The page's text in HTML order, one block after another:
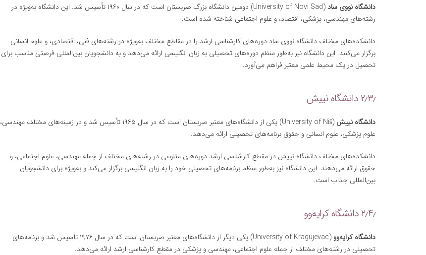
دانشگاه نووی ساد
(University of Novi Sad) دومین دانشگاه بزرگ صربستان است که در سال ۱۹۶۰ تأسیس شد. این دانشگاه به‌ویژه در
رشته‌های مهندسی، پزشکی، اقتصاد، و علوم اجتماعی شناخته شده است.
دانشکده‌های مختلف دانشگاه نووی ساد دوره‌های کارشناسی ارشد را در مقاطع مختلف به‌ویژه در رشته‌های فنی، اقتصادی، و علوم انسانی
برگزار می‌کنند. این دانشگاه نیز به‌طور منظم دوره‌های تحصیلی به زبان انگلیسی ارائه می‌دهد و به دانشجویان بین‌المللی فرصتی مناسب برای
تحصیل در یک محیط علمی معتبر فراهم می‌آورد.
۲٫۳٫ دانشگاه نییش
دانشگاه نییش
(University of Niš) یکی از دانشگاه‌های معتبر صربستان است که در سال ۱۹۶۵ تأسیس شد و در زمینه‌های مختلف مهندسی،
علوم پزشکی، علوم انسانی و حقوق برنامه‌های تحصیلی ارائه می‌دهد.
دانشکده‌های مختلف دانشگاه نییش در مقطع کارشناسی ارشد دوره‌های متنوعی در رشته‌های مختلف از جمله مهندسی، علوم اجتماعی، و
حقوق ارائه می‌دهند. این دانشگاه نیز به‌طور منظم برنامه‌های تحصیلی خود را به زبان انگلیسی برگزار می‌کند و به‌ویژه برای دانشجویان
بین‌المللی جذاب است.
۲٫۴٫ دانشگاه کرایه‌وو
دانشگاه کرایه‌وو
(University of Kragujevac) یکی دیگر از دانشگاه‌های معتبر صربستان است که در سال ۱۹۷۶ تأسیس شد و برنامه‌های
تحصیلی در رشته‌های مختلف از جمله علوم اجتماعی، مهندسی و پزشکی در مقطع کارشناسی ارشد ارائه می‌دهد.